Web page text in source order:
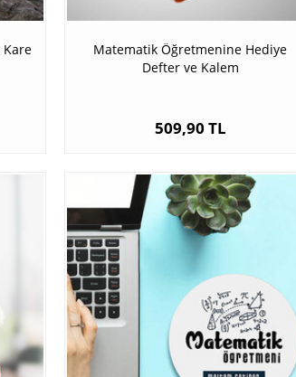
Matematik Öğretmenine Hediye
Defter ve Kalem
509,90 TL